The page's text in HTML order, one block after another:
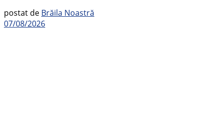
postat de Brăila Noastră
07/08/2026